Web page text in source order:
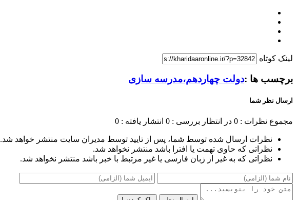
لینک کوتاه
برچسب ها :دولت چهاردهم،مدرسه سازی
ارسال نظر شما
مجموع نظرات : 0 در انتظار بررسی : 0 انتشار یافته : 0
نظرات ارسال شده توسط شما، پس از تایید توسط مدیران سایت منتشر خواهد شد.
نظراتی که حاوی تهمت یا افترا باشد منتشر نخواهد شد.
نظراتی که به غیر از زبان فارسی یا غیر مرتبط با خبر باشد منتشر نخواهد شد.